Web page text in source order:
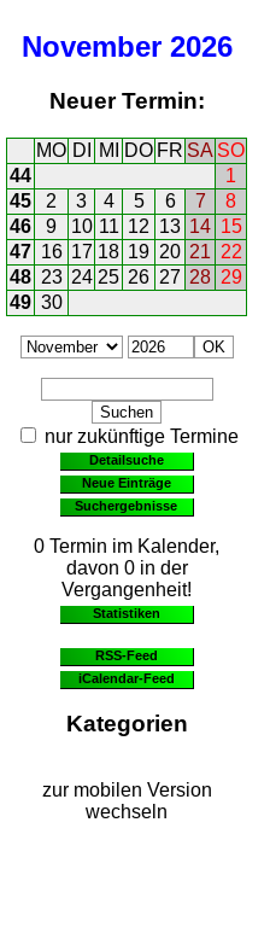
November 2026
Neuer Termin:
MO DI MI DO FR SA SO
44
1
45
2 3 4 5 6 7
8
46
9 10 11 12 13 14 15
47 16 17 18 19 20 21 22
48 23 24 25 26 27 28 29
49 30
nur zukünftige Termine
Detailsuche
Neue Einträge
Suchergebnisse
0 Termin im Kalender,
davon 0 in der
Vergangenheit!
Statistiken
RSS-Feed
iCalendar-Feed
Kategorien
zur mobilen Version
wechseln